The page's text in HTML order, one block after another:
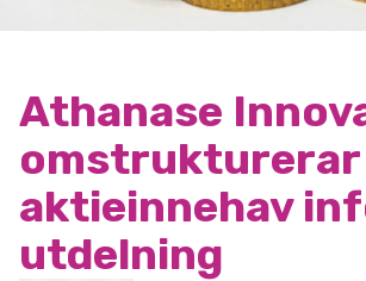
Athanase
omstrukturerar
aktieinnehav
utdelning